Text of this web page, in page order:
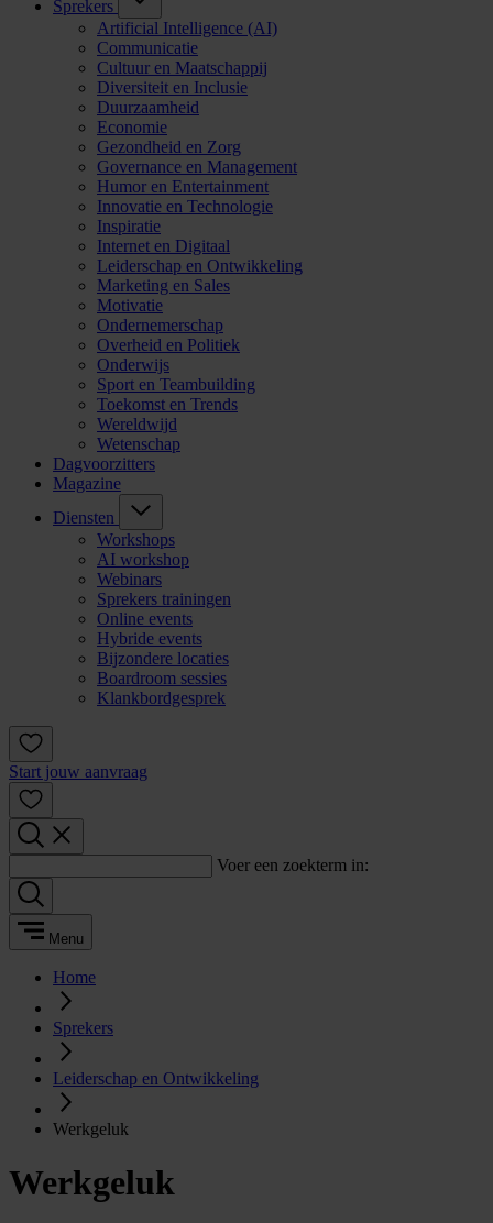
Sprekers
Artificial Intelligence (AI)
Communicatie
Cultuur en Maatschappij
Diversiteit en Inclusie
Duurzaamheid
Economie
Gezondheid en Zorg
Governance en Management
Humor en Entertainment
Innovatie en Technologie
Inspiratie
Internet en Digitaal
Leiderschap en Ontwikkeling
Marketing en Sales
Motivatie
Ondernemerschap
Overheid en Politiek
Onderwijs
Sport en Teambuilding
Toekomst en Trends
Wereldwijd
Wetenschap
Dagvoorzitters
Magazine
Diensten
Workshops
AI workshop
Webinars
Sprekers trainingen
Online events
Hybride events
Bijzondere locaties
Boardroom sessies
Klankbordgesprek
Start jouw aanvraag
Voer een zoekterm in:
Menu
Home
Sprekers
Leiderschap en Ontwikkeling
Werkgeluk
Werkgeluk